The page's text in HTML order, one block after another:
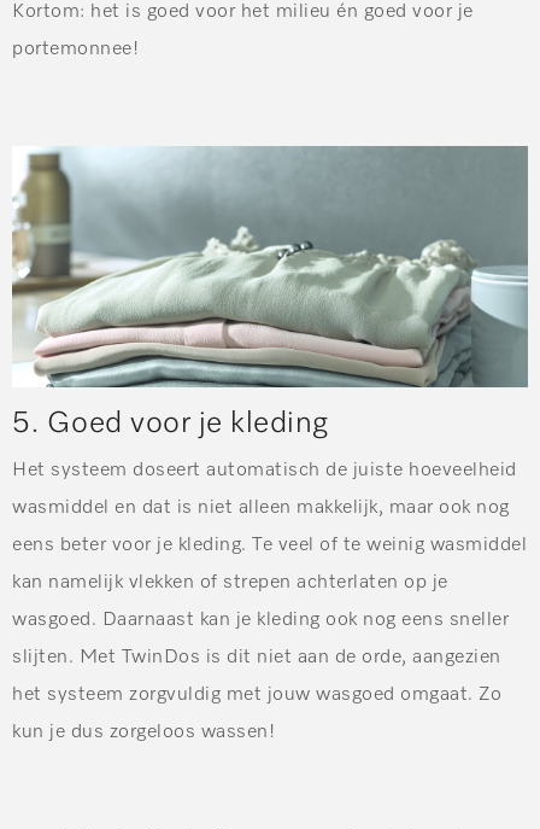
Kortom: het is goed voor het milieu én goed voor je
portemonnee!
5. Goed voor je kleding
Het systeem doseert automatisch de juiste hoeveelheid
wasmiddel en dat is niet alleen makkelijk, maar ook nog
eens beter voor je kleding. Te veel of te weinig wasmiddel
kan namelijk vlekken of strepen achterlaten op je
wasgoed. Daarnaast kan je kleding ook nog eens sneller
slijten. Met TwinDos is dit niet aan de orde, aangezien
het systeem zorgvuldig met jouw wasgoed omgaat. Zo
kun je dus zorgeloos wassen!